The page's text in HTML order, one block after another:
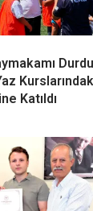
Durdu
Katıldı